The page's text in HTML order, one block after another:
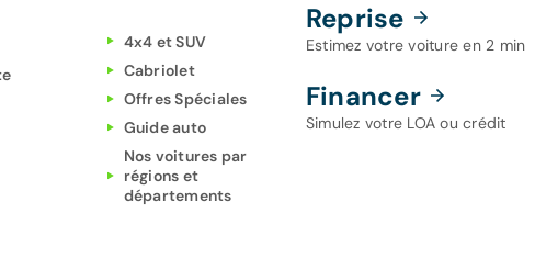
4x4 et SUV
Cabriolet
Offres Spéciales
Guide auto
Nos voitures par
régions et
départements
Reprise
Estimez votre voiture en 2 min
Financer
Simulez votre LOA ou crédit